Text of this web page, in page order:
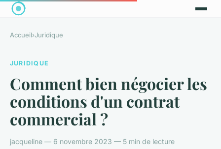
Accueil›Juridique
JURIDIQUE
Comment bien négocier les
conditions d'un contrat
commercial ?
jacqueline — 6 novembre 2023 — 5 min de lecture